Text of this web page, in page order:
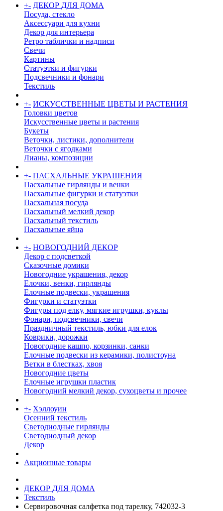
+- ДЕКОР ДЛЯ ДОМА
Посуда, стекло
Аксессуари для кухни
Декор для интерьера
Ретро таблички и надписи
Свечи
Картины
Статуэтки и фигурки
Подсвечники и фонари
Текстиль
+- ИСКУССТВЕННЫЕ ЦВЕТЫ И РАСТЕНИЯ
Головки цветов
Искусственные цветы и растения
Букеты
Веточки, листики, дополнители
Веточки с ягодками
Лианы, композиции
+- ПАСХАЛЬНЫЕ УКРАШЕНИЯ
Пасхальные гирлянды и венки
Пасхальные фигурки и статуэтки
Пасхальная посуда
Пасхальный мелкий декор
Пасхальный текстиль
Пасхальные яйца
+- НОВОГОДНИЙ ДЕКОР
Декор с подсветкой
Сказочные домики
Новогодние украшения, декор
Елочки, венки, гирлянды
Елочные подвески, украшения
Фигурки и статуэтки
Фигуры под елку, мягкие игрушки, куклы
Фонари, подсвечники, свечи
Праздничный текстиль, юбки для елок
Коврики, дорожки
Новогодние кашпо, корзинки, санки
Елочные подвески из керамики, полистоуна
Ветки в блестках, хвоя
Новогодние цветы
Елочные игрушки пластик
Новогодний мелкий декор, сухоцветы и прочее
+- Хэллоуин
Осенний текстиль
Светодиодные гирлянды
Светодиодный декор
Декор
Акционные товары
ДЕКОР ДЛЯ ДОМА
Текстиль
Сервировочная салфетка под тарелку, 742032-3